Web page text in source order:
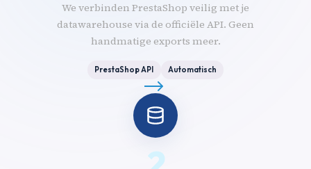
We verbinden PrestaShop veilig met je
datawarehouse via de officiële API. Geen
handmatige exports meer.
PrestaShop API Automatisch